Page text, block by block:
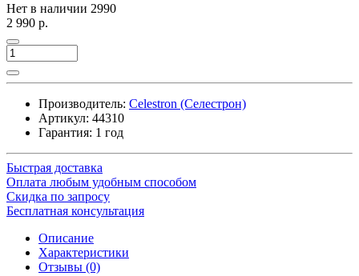
Нет в наличии 2990
2 990 р.
Производитель: Celestron (Селестрон)
Артикул: 44310
Гарантия: 1 год
Быстрая доставка
Оплата любым удобным способом
Скидка по запросу
Бесплатная консультация
Описание
Характеристики
Отзывы (0)